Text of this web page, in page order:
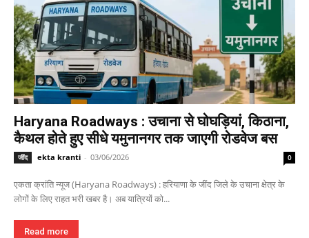
Haryana Roadways : उचाना से घोघड़ियां, किठाना,
कैथल होते हुए सीधे यमुनानगर तक जाएगी रोडवेज बस
जींद ekta kranti - 03/06/2026 0
एकता क्रांति न्यूज (Haryana Roadways) : हरियाणा के जींद जिले के उचाना क्षेत्र के
लोगों के लिए राहत भरी खबर है। अब यात्रियों को...
Read more